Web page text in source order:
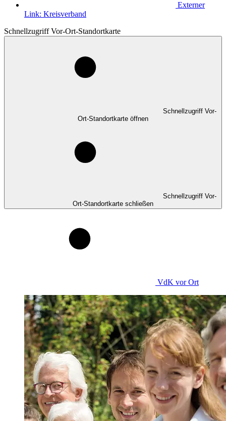
Externer
Link: Kreisverband
Schnellzugriff Vor-Ort-Standortkarte
Schnellzugriff Vor-
Ort-Standortkarte öffnen
Schnellzugriff Vor-
Ort-Standortkarte schließen
VdK vor Ort